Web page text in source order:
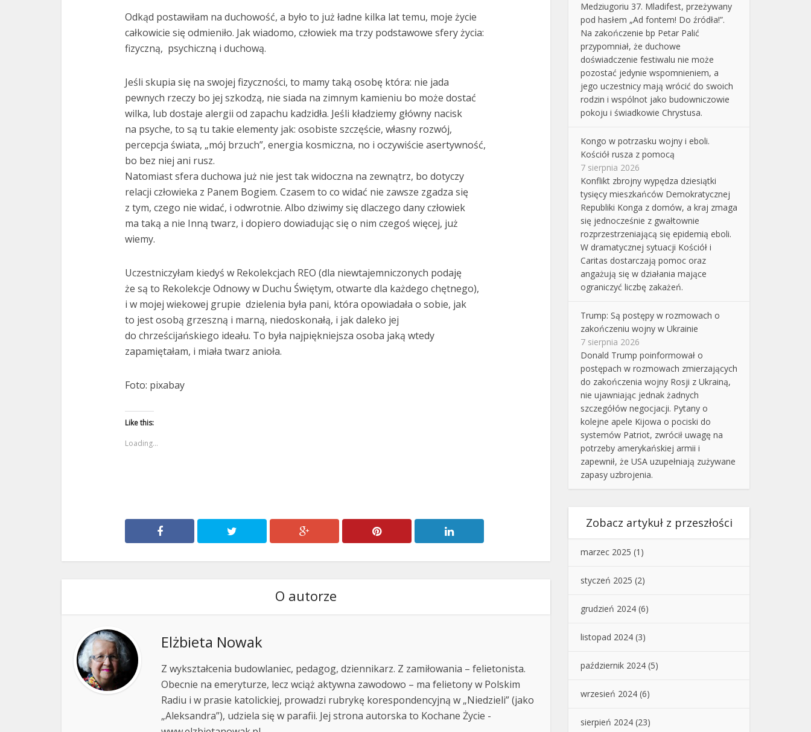
Odkąd postawiłam na duchowość, a było to już ładne kilka lat temu, moje życie
całkowicie się odmieniło. Jak wiadomo, człowiek ma trzy podstawowe sfery życia:
fizyczną, psychiczną i duchową.
Jeśli skupia się na swojej fizyczności, to mamy taką osobę która: nie jada
pewnych rzeczy bo jej szkodzą, nie siada na zimnym kamieniu bo może dostać
wilka, lub dostaje alergii od zapachu kadzidła. Jeśli kładziemy główny nacisk
na psyche, to są tu takie elementy jak: osobiste szczęście, własny rozwój,
percepcja świata, „mój brzuch”, energia kosmiczna, no i oczywiście asertywność,
bo bez niej ani rusz.
Natomiast sfera duchowa już nie jest tak widoczna na zewnątrz, bo dotyczy
relacji człowieka z Panem Bogiem. Czasem to co widać nie zawsze zgadza się
z tym, czego nie widać, i odwrotnie. Albo dziwimy się dlaczego dany człowiek
ma taką a nie Inną twarz, i dopiero dowiadując się o nim czegoś więcej, już
wiemy.
Uczestniczyłam kiedyś w Rekolekcjach REO (dla niewtajemniczonych podaję
że są to Rekolekcje Odnowy w Duchu Świętym, otwarte dla każdego chętnego),
i w mojej wiekowej grupie dzielenia była pani, która opowiadała o sobie, jak
to jest osobą grzeszną i marną, niedoskonałą, i jak daleko jej
do chrześcijańskiego ideału. To była najpiękniejsza osoba jaką wtedy
zapamiętałam, i miała twarz anioła.
Foto: pixabay
Like this:
Loading...
O autorze
Elżbieta Nowak
Z wykształcenia budowlaniec, pedagog, dziennikarz. Z zamiłowania – felietonista.
Obecnie na emeryturze, lecz wciąż aktywna zawodowo – ma felietony w Polskim
Radiu i w prasie katolickiej, prowadzi rubrykę korespondencyjną w „Niedzieli” (jako
„Aleksandra”), udziela się w parafii. Jej strona autorska to Kochane Życie -
Medziugoriu 37. Mladifest, przeżywany
pod hasłem „Ad fontem! Do źródła!”.
Na zakończenie bp Petar Palić
przypomniał, że duchowe
doświadczenie festiwalu nie może
pozostać jedynie wspomnieniem, a
jego uczestnicy mają wrócić do swoich
rodzin i wspólnot jako budowniczowie
pokoju i świadkowie Chrystusa.
Kongo w potrzasku wojny i eboli.
Kościół rusza z pomocą
7 sierpnia 2026
Konflikt zbrojny wypędza dziesiątki
tysięcy mieszkańców Demokratycznej
Republiki Konga z domów, a kraj zmaga
się jednocześnie z gwałtownie
rozprzestrzeniającą się epidemią eboli.
W dramatycznej sytuacji Kościół i
Caritas dostarczają pomoc oraz
angażują się w działania mające
ograniczyć liczbę zakażeń.
Trump: Są postępy w rozmowach o
zakończeniu wojny w Ukrainie
7 sierpnia 2026
Donald Trump poinformował o
postępach w rozmowach zmierzających
do zakończenia wojny Rosji z Ukrainą,
nie ujawniając jednak żadnych
szczegółów negocjacji. Pytany o
kolejne apele Kijowa o pociski do
systemów Patriot, zwrócił uwagę na
potrzeby amerykańskiej armii i
zapewnił, że USA uzupełniają zużywane
zapasy uzbrojenia.
Zobacz artykuł z przeszłości
marzec 2025 (1)
styczeń 2025 (2)
grudzień 2024 (6)
listopad 2024 (3)
październik 2024 (5)
wrzesień 2024 (6)
sierpień 2024 (23)